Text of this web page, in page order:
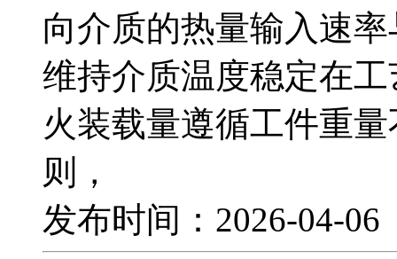
向介质的热量输入速
维持介质温度稳定在
火装载量遵循工件重
则，
发布时间：2026-04-